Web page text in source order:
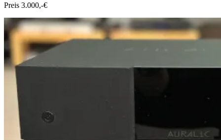
Preis 3.000,-€